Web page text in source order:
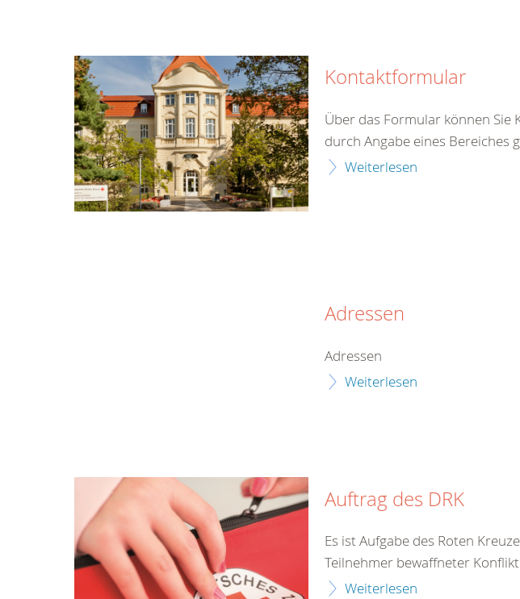
Kontaktformular
Über das Formular können Sie
durch Angabe eines Bereiches
Weiterlesen
Adressen
Adressen
Weiterlesen
Auftrag des DRK
Es ist Aufgabe des Roten
Teilnehmer bewaffneter
Weiterlesen